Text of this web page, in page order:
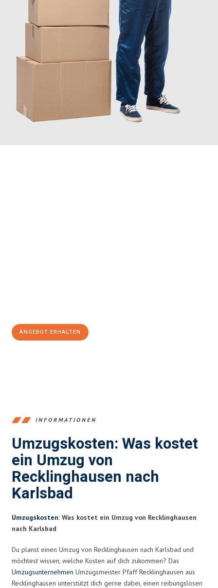
ANGEBOT ERHALTEN
INFORMATIONEN
Umzugskosten: Was kostet
ein Umzug von
Recklinghausen nach
Karlsbad
Umzugskosten: Was kostet ein Umzug von Recklinghausen
nach Karlsbad
Du planst einen Umzug von Recklinghausen nach Karlsbad und
möchtest wissen, welche Kosten auf dich zukommen? Das
Umzugsunternehmen Umzugsmeister Pfaff Recklinghausen aus
Recklinghausen unterstützt dich gerne dabei, einen reibungslosen